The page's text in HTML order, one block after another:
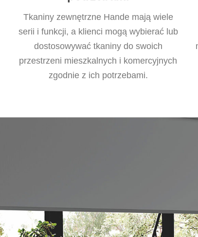
Tkaniny zewnętrzne Hande mają wiele
serii i funkcji, a klienci mogą wybierać lub
dostosowywać tkaniny do swoich
przestrzeni mieszkalnych i komercyjnych
zgodnie z ich potrzebami.